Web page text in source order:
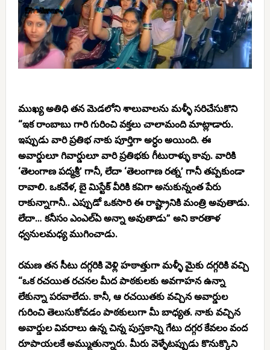
ముఖ్య అతిధి తన మెడలోని శాలువాలను మళ్ళీ సరిచేసుకొని
“ఇక రాంబాబు గారి గురించి వక్తలు చాలామంది మాట్లాడారు.
ఇప్పుడు వారి ప్రతిభ నాకు పూర్తిగా అర్ధం అయింది. ఈ
అవార్డులూ గివార్డులూ వారి ప్రతిభకు గీటురాళ్ళు కావు. వారికి
‘తెలంగాణ పద్మశ్రీ’ గానీ, లేదా ‘తెలంగాణ రత్న’ గానీ తప్పకుండా
రావాలి. ఒకవేళ, బై మిస్టేక్ వీరికి కవిగా అనుకున్నంత పేరు
రాకున్నాగానీ.. ఎప్పుడో ఒకసారి ఈ రాష్ట్రానికి మంత్రి అవుతాడు.
లేదా… కనీసం ఎంఎల్ఏ అన్నా అవుతాడు” అని కారతాళ
ధ్వనులమధ్య ముగించాడు.
రమణ తన సీటు దగ్గరికి వెళ్లి హఠాత్తుగా మళ్ళీ మైకు దగ్గరికి వచ్చి
“ఒక రచయిత రచనల మీద పాఠకులకు అవగాహన ఉన్నా
లేకున్నా పరవాలేదు. కానీ, ఆ రచయితకు వచ్చిన అవార్డుల
గురించి తెలుసుకోవడం పాఠకులుగా మీ బాధ్యత. నాకు వచ్చిన
అవార్డుల వివరాలు ఉన్న చిన్న పుస్తకాన్ని గేటు దగ్గర కేవలం వంద
రూపాయలకే అమ్ముతున్నారు. మీరు వెళ్ళేటప్పుడు కొనుక్కొని